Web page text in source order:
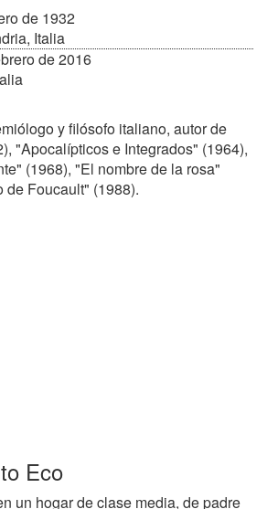
de 1932
Italia
de 2016
y filósofo italiano, autor de
"Apocalípticos e Integrados" (1964),
(1968), "El nombre de la rosa"
de Foucault" (1988).
Eco
un hogar de clase media, de padre